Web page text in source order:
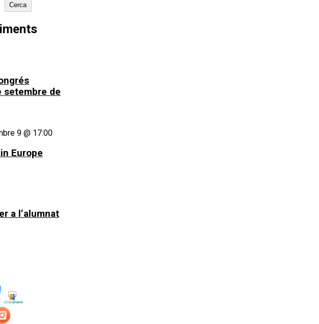
Cerca
setembre de
9 @ 17:00
Europe
a l’alumnat